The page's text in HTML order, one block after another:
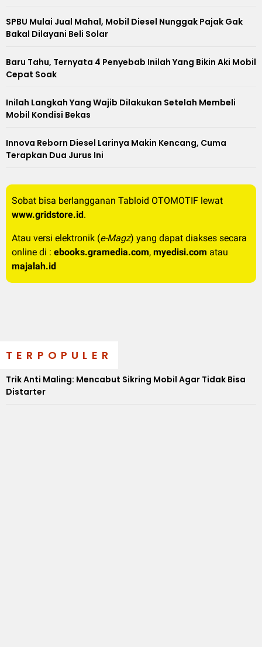
SPBU Mulai Jual Mahal, Mobil Diesel Nunggak Pajak Gak
Bakal Dilayani Beli Solar
Baru Tahu, Ternyata 4 Penyebab Inilah Yang Bikin Aki Mobil
Cepat Soak
Inilah Langkah Yang Wajib Dilakukan Setelah Membeli
Mobil Kondisi Bekas
Innova Reborn Diesel Larinya Makin Kencang, Cuma
Terapkan Dua Jurus Ini
Sobat bisa berlangganan Tabloid OTOMOTIF lewat
www.gridstore.id.
Atau versi elektronik (e-Magz) yang dapat diakses secara
online di : ebooks.gramedia.com, myedisi.com atau
majalah.id
TERPOPULER
Trik Anti Maling: Mencabut Sikring Mobil Agar Tidak Bisa
Distarter